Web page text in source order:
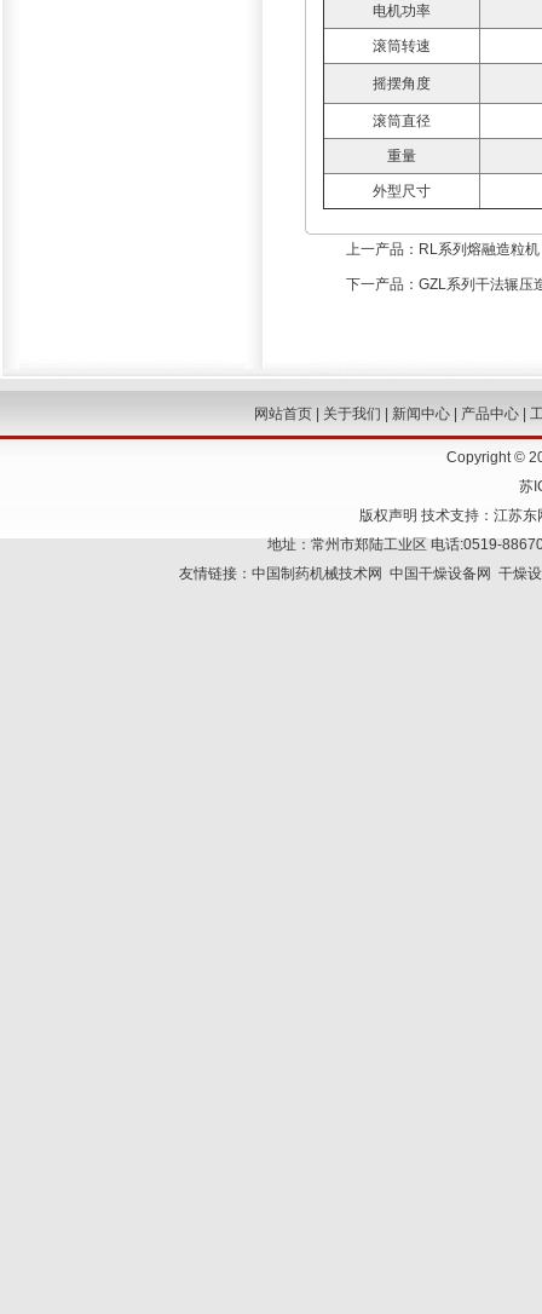
电机功率
滚筒转速
摇摆角度
滚筒直径
重量
外型尺寸
上一产品： RL系列熔融造粒机
下一产品： GZL系列干法辗压
网站首页| 关于我们 新闻中心| 产品中心|
Copyright ©
苏
版权声明 技术支持： 江苏东
地址：常州市郑陆工业区 电话:0519-
友情链接： 中国制药机械技术网 中国干燥设备网 干燥